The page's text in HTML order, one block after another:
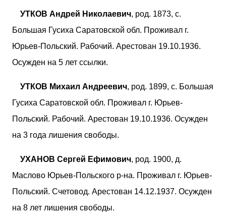
УТКОВ Андрей Николаевич, род. 1873, с.
Большая Гусиха Саратовской обл. Проживал г.
Юрьев-Польский. Рабочий. Арестован 19.10.1936.
Осужден на 5 лет ссылки.
УТКОВ Михаил Андреевич, род. 1899, с. Большая
Гусиха Саратовской обл. Проживал г. Юрьев-
Польский. Рабочий. Арестован 19.10.1936. Осужден
на 3 года лишения свободы.
УХАНОВ Сергей Ефимович, род. 1900, д.
Маслово Юрьев-Польского р-на. Проживал г. Юрьев-
Польский. Счетовод. Арестован 14.12.1937. Осужден
на 8 лет лишения свободы.